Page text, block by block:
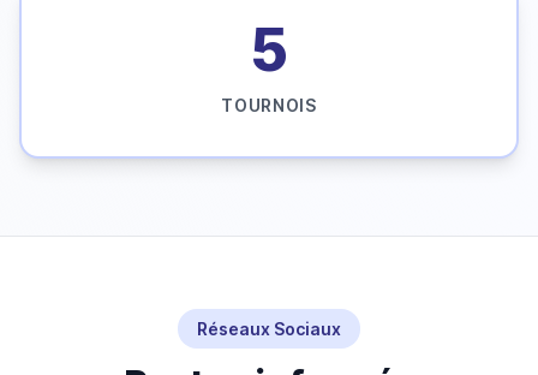
5
TOURNOIS
Réseaux Sociaux